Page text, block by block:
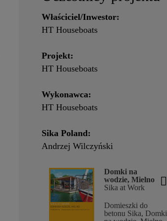
Właściciel/Inwestor:
HT Houseboats
Projekt:
HT Houseboats
Wykonawca:
HT Houseboats
Sika Poland:
Andrzej Wilczyński
Domki na
wodzie, Mielno
Sika at Work
Domieszki do
betonu Sika, Domki